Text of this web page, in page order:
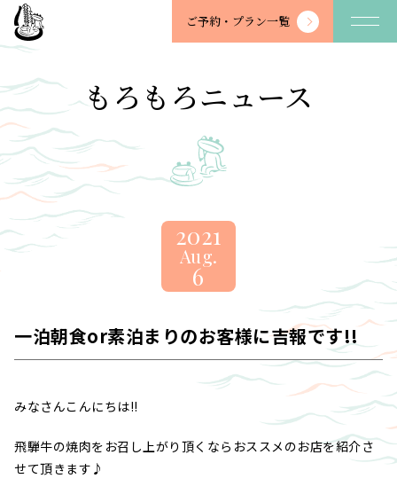
望
川
-
BOSENKAN
ご予約・ プラン一覧
もろもろニュース
2021
Aug.
6
一泊朝食or素泊まりのお客様に吉報です!!
みなさんこんにちは!!
飛騨牛の焼肉をお召し上がり頂くならおススメのお店を紹介さ
せて頂きます♪